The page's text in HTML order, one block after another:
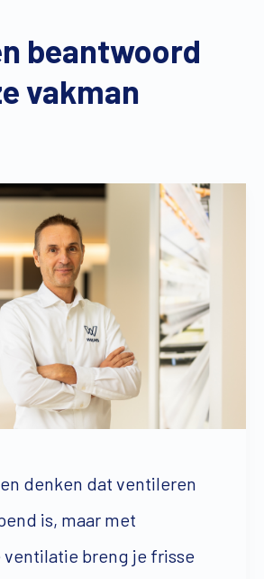
beantwoord
vakman
denken dat ventileren
is, maar met
breng je frisse